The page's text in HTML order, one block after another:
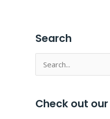
Search
Search
for:
Check out